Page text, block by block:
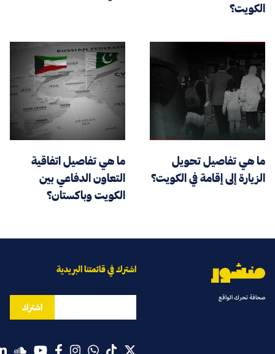
الكويت؟
ما هي تفاصيل تحويل
الزيارة إلى إقامة في الكويت؟
ما هي تفاصيل اتفاقية
التعاون الدفاعي بين
الكويت وباكستان؟
صحافة تحرك الواقع
اشترك في قائمتنا البريدية
اشترك